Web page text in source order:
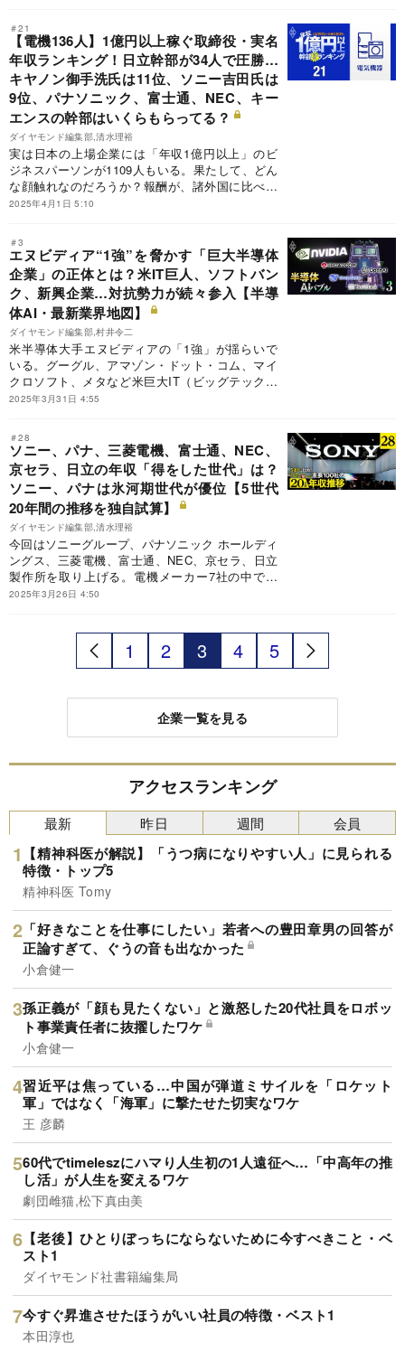
LLMを開発して製造業向けにAIサービスを展開す
るNECと富士通による“逆襲”の一手を明らかにす
る。
＃21
【電機136人】1億円以上稼ぐ取締役・実名
年収ランキング！日立幹部が34人で圧勝…
キヤノン御手洗氏は11位、ソニー吉田氏は
9位、パナソニック、富士通、NEC、キー
エンスの幹部はいくらもらってる？
ダイヤモンド編集部,清水理裕
実は日本の上場企業には「年収1億円以上」のビ
ジネスパーソンが1109人もいる。果たして、どん
な顔触れなのだろうか？報酬が、諸外国に比べて
低過ぎるという指摘もあるだけに、年収が高いこ
わらず、1億円ももらっているのであれば、従業
員や株主は心穏やかではいられないかもしれな
い。今回は、電機業界の役員報酬ランキングを公
開する。
2025年4月1日 5:10
＃3
エヌビディア“1強”を脅かす「巨大半導体
企業」の正体とは？米IT巨人、ソフトバン
ク、新興企業…対抗勢力が続々参入【半導
体AI・最新業界地図】
ダイヤモンド編集部,村井令二
米半導体大手エヌビディアの「1強」が揺らいで
いる。グーグル、アマゾン・ドット・コム、マイ
クロソフト、メタなど米巨大IT（ビッグテック）
の生成AIへの投資資金は増大し続けているが、そ
新のAI半導体地図で、地殻変動を起こす業界の全
体像を明らかにする。
2025年3月31日 4:55
＃28
ソニー、パナ、三菱電機、富士通、NEC、
京セラ、日立の年収「得をした世代」は？
ソニー、パナは氷河期世代が優位【5世代
20年間の推移を独自試算】
ダイヤモンド編集部,清水理裕
今回はソニーグループ、パナソニック ホールディ
ングス、三菱電機、富士通、NEC、京セラ、日立
製作所を取り上げる。電機メーカー7社の中で、
年齢別に年収を比べた場合、団塊・バブル期・就
ぞれの平均年収と主要100社内のランクの推移を
独自に試算した。その結果、ソニー、パナソニッ
クは氷河期世代が優位となった。
2025年3月26日 4:50
1 2 3 4 5
企業一覧を見る
アクセスランキング
最新
【精神科医が解説】「うつ病になりやすい人」に見られる
特徴・トップ5
精神科医 Tomy
「好きなことを仕事にしたい」若者への豊田章男の回答が
正論すぎて、ぐうの音も出なかった
小倉健一
孫正義が「顔も見たくない」と激怒した20代社員をロボッ
ト事業責任者に抜擢したワケ
小倉健一
習近平は焦っている…中国が弾道ミサイルを「ロケット
軍」ではなく「海軍」に撃たせた切実なワケ
王 彦麟
60代でtimeleszにハマり人生初の1人遠征へ…「中高年の推
し活」が人生を変えるワケ
劇団雌猫,松下真由美
【老後】ひとりぼっちにならないために今すべきこと・ベ
スト1
ダイヤモンド社書籍編集局
今すぐ昇進させたほうがいい社員の特徴・ベスト1
本田淳也
昨日 週間 会員